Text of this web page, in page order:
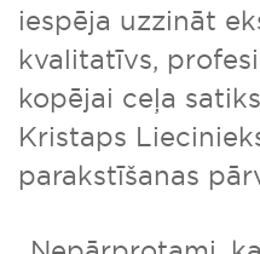
iespēja uzzināt
kvalitatīvs,
kopējai ceļa
Kristaps
parakstīšanas